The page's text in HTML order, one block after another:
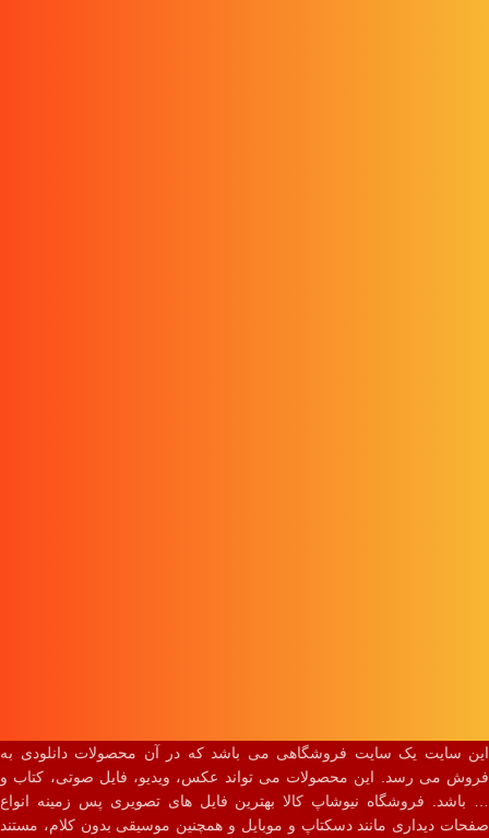
این سایت یک سایت فروشگاهی می باشد که در آن محصولات دانلودی به
فروش می رسد. این محصولات می تواند عکس، ویدیو، فایل صوتی، کتاب و
… باشد. فروشگاه نیوشاپ کالا بهترین فایل های تصویری پس زمینه انواع
صفحات دیداری مانند دسکتاپ و موبایل و همچنین موسیقی بدون کلام، مستند